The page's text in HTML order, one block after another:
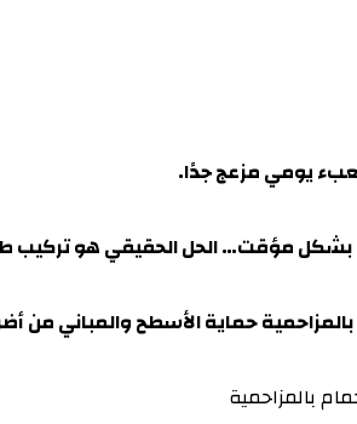
يومي مزعج جدًا.
مؤقت… الحل الحقيقي هو تركيب
حماية الأسطح والمباني من